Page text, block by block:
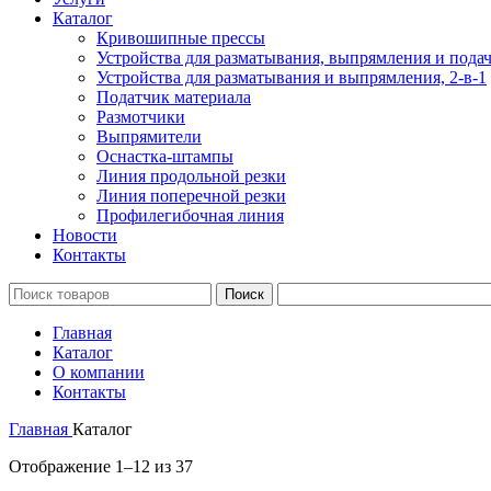
Каталог
Кривошипные прессы
Устройства для разматывания, выпрямления и
Устройства для разматывания и выпрямления, 2-в-1
Податчик материала
Размотчики
Выпрямители
Оснастка-штампы
Линия продольной резки
Линия поперечной резки
Профилегибочная линия
Новости
Контакты
Поиск
Главная
Каталог
О компании
Контакты
Главная Каталог
Отображение 1–12 из 37